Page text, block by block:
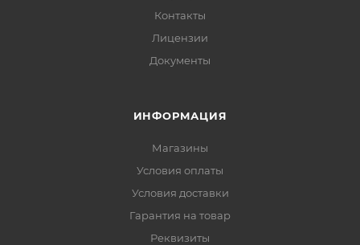
Контакты
Лицензии
Документы
ИНФОРМАЦИЯ
Магазины
Условия оплаты
Условия доставки
Гарантия на товар
Реквизиты